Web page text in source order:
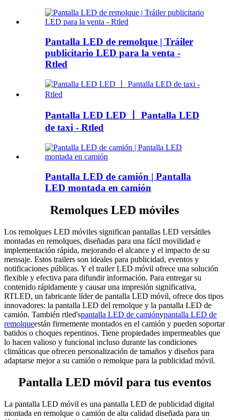
Pantalla LED de remolque | Tráiler
publicitario LED para la venta -
Rtled
Pantalla LED LED 丨 Pantalla LED
de taxi - Rtled
Pantalla LED de camión | Pantalla
LED montada en camión
Remolques LED móviles
Los remolques LED móviles significan pantallas LED versátiles
montadas en remolques, diseñadas para una fácil movilidad e
implementación rápida, mejorando el alcance y el impacto de su
mensaje. Estos trailers son ideales para publicidad, eventos y
notificaciones públicas. Y el trailer LED móvil ofrece una solución
flexible y efectiva para difundir información. Para entregar su
contenido rápidamente y causar una impresión significativa,
RTLED, un fabricante líder de pantalla LED móvil, ofrece dos tipos
innovadores: la pantalla LED del remolque y la pantalla LED de
camión. También rtled'spantalla LED de camiónypantalla LED de
remolqueestán firmemente montados en el camión y pueden soportar
batidos o choques repentinos. Tiene propiedades impermeables que
lo hacen valioso y funcional incluso durante las condiciones
climáticas que ofrecen personalización de tamaños y diseños para
adaptarse mejor a su camión o remolque para la publicidad móvil.
Pantalla LED móvil para tus eventos
La pantalla LED móvil es una pantalla LED de publicidad digital
montada en remolque o camión de alta calidad diseñada para un